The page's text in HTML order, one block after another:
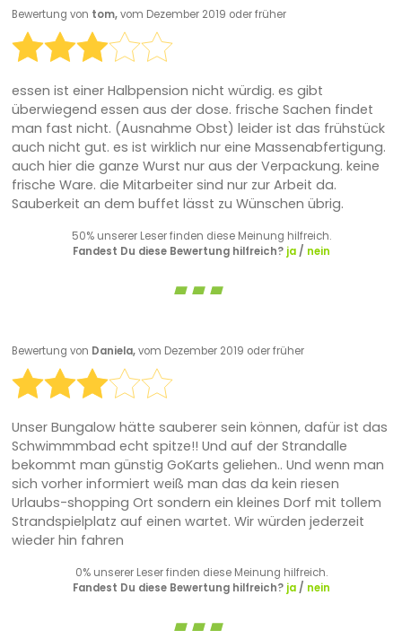
Bewertung von tom,vom Dezember 2019 oder früher
essen ist einer Halbpension nicht würdig. es gibt
überwiegend essen aus der dose. frische Sachen findet
man fast nicht. (Ausnahme Obst) leider ist das frühstück
auch nicht gut. es ist wirklich nur eine Massenabfertigung.
auch hier die ganze Wurst nur aus der Verpackung. keine
frische Ware. die Mitarbeiter sind nur zur Arbeit da.
Sauberkeit an dem buffet lässt zu Wünschen übrig.
50% unserer Leser finden diese Meinung hilfreich.
Fandest Du diese Bewertung hilfreich? ja/ nein
Bewertung von Daniela,vom Dezember 2019 oder früher
Unser Bungalow hätte sauberer sein können, dafür ist das
Schwimmmbad echt spitze!! Und auf der Strandalle
bekommt man günstig GoKarts geliehen.. Und wenn man
sich vorher informiert weiß man das da kein riesen
Urlaubs-shopping Ort sondern ein kleines Dorf mit tollem
Strandspielplatz auf einen wartet. Wir würden jederzeit
wieder hin fahren
0% unserer Leser finden diese Meinung hilfreich.
Fandest Du diese Bewertung hilfreich? ja/ nein